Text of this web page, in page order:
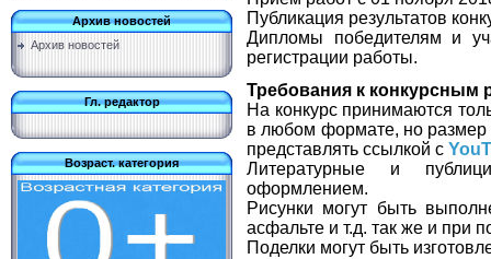
Архив новостей
Архив новостей
Гл. редактор
Возраст. категория
Публикация результатов
Дипломы победителям и
регистрации работы.
Требования к конкурсным
На конкурс принимаются
в любом формате, но
представлять ссылкой с
Литературные и
оформлением.
Рисунки могут быть
асфальте и т.д. так же и при
Поделки могут быть